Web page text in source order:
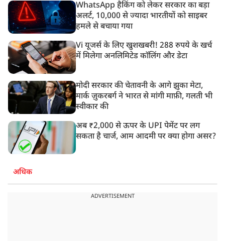
WhatsApp हैकिंग को लेकर सरकार का बड़ा
अलर्ट, 10,000 से ज्यादा भारतीयों को साइबर
हमले से बचाया गया
Vi यूजर्स के लिए खुशखबरी! 288 रुपये के खर्च
में मिलेगा अनलिमिटेड कॉलिंग और डेटा
मोदी सरकार की चेतावनी के आगे झुका मेटा,
मार्क ज़ुकरबर्ग ने भारत से मांगी माफ़ी, गलती भी
स्वीकार की
अब ₹2,000 से ऊपर के UPI पेमेंट पर लग
सकता है चार्ज, आम आदमी पर क्या होगा असर?
अधिक
ADVERTISEMENT